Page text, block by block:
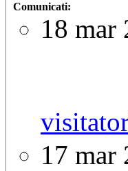
Comunicati:
18 mar
17 mar